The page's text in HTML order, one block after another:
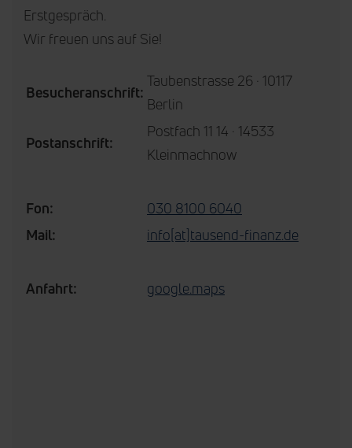
Erstgespräch.
Wir freuen uns auf Sie!
Besucheranschrift:
Taubenstrasse 26 · 10117
Berlin
Postanschrift:
Postfach 11 14 · 14533
Kleinmachnow
Fon:
030 8100 6040
Mail:
info[at]tausend-finanz.de
Anfahrt: google.maps